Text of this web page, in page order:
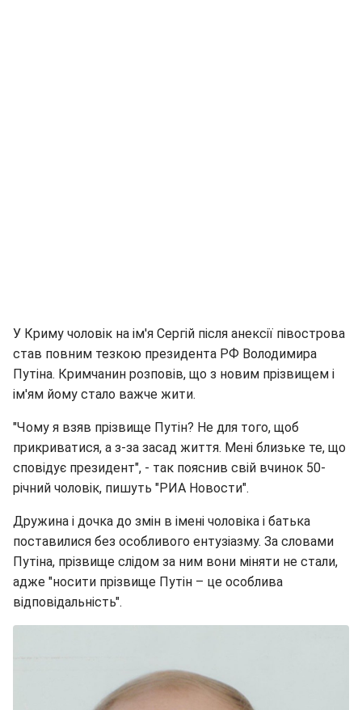
У Криму чоловік на ім'я Сергій після анексії півострова
став повним тезкою президента РФ Володимира
Путіна. Кримчанин розповів, що з новим прізвищем і
ім'ям йому стало важче жити.
"Чому я взяв прізвище Путін? Не для того, щоб
прикриватися, а з-за засад життя. Мені близьке те, що
сповідує президент", - так пояснив свій вчинок 50-
річний чоловік, пишуть "РИА Новости".
Дружина і дочка до змін в імені чоловіка і батька
поставилися без особливого ентузіазму. За словами
Путіна, прізвище слідом за ним вони міняти не стали,
адже "носити прізвище Путін – це особлива
відповідальність".